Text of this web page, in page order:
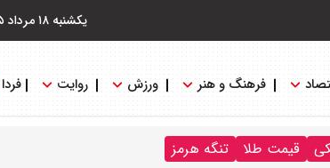
یکشنبه ۱۸ مرداد ۱۴۰۵
فرهنگ و هنر ورزش روایت فردا
قیمت طلا تنگه هرمز